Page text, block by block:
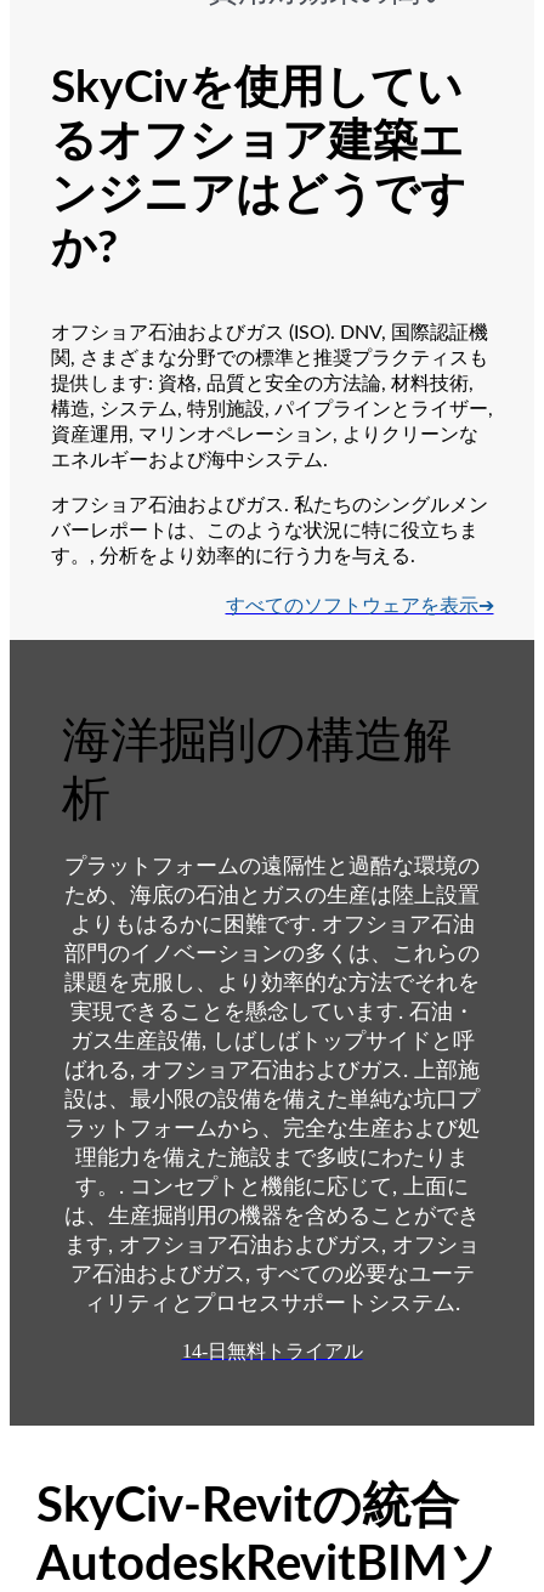
SkyCivを使用してい
るオフショア建築エ
ンジニアはどうです
か?
オフショア石油およびガス (ISO). DNV, 国際認証機
関, さまざまな分野での標準と推奨プラクティスも
提供します: 資格, 品質と安全の方法論, 材料技術,
構造, システム, 特別施設, パイプラインとライザー,
資産運用, マリンオペレーション, よりクリーンな
エネルギーおよび海中システム.
オフショア石油およびガス. 私たちのシングルメン
バーレポートは、このような状況に特に役立ちま
す。, 分析をより効率的に行う力を与える.
すべてのソフトウェアを表示➔
海洋掘削の構造解
析
プラットフォームの遠隔性と過酷な環境の
ため、海底の石油とガスの生産は陸上設置
よりもはるかに困難です. オフショア石油
部門のイノベーションの多くは、これらの
課題を克服し、より効率的な方法でそれを
実現できることを懸念しています. 石油・
ガス生産設備, しばしばトップサイドと呼
ばれる, オフショア石油およびガス. 上部施
設は、最小限の設備を備えた単純な坑口プ
ラットフォームから、完全な生産および処
理能力を備えた施設まで多岐にわたりま
す。. コンセプトと機能に応じて, 上面に
は、生産掘削用の機器を含めることができ
ます, オフショア石油およびガス, オフショ
ア石油およびガス, すべての必要なユーテ
ィリティとプロセスサポートシステム.
14-日無料トライアル
SkyCiv-Revitの統合
AutodeskRevitBIMソ